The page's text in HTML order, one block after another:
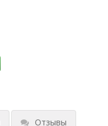
Отзывы